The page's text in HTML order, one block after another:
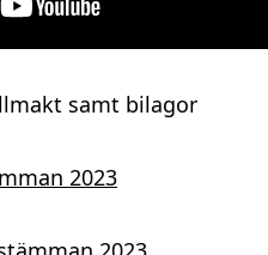
samt bilagor
2023